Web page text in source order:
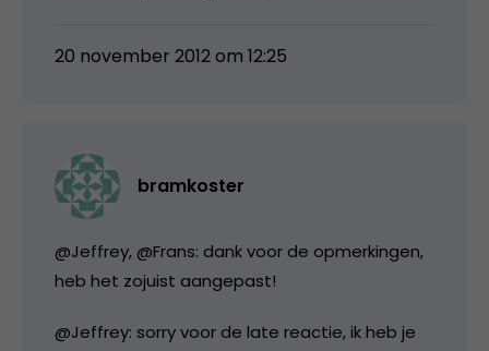
20 november 2012 om 12:25
bramkoster
@Jeffrey, @Frans: dank voor de opmerkingen,
heb het zojuist aangepast!
@Jeffrey: sorry voor de late reactie, ik heb je